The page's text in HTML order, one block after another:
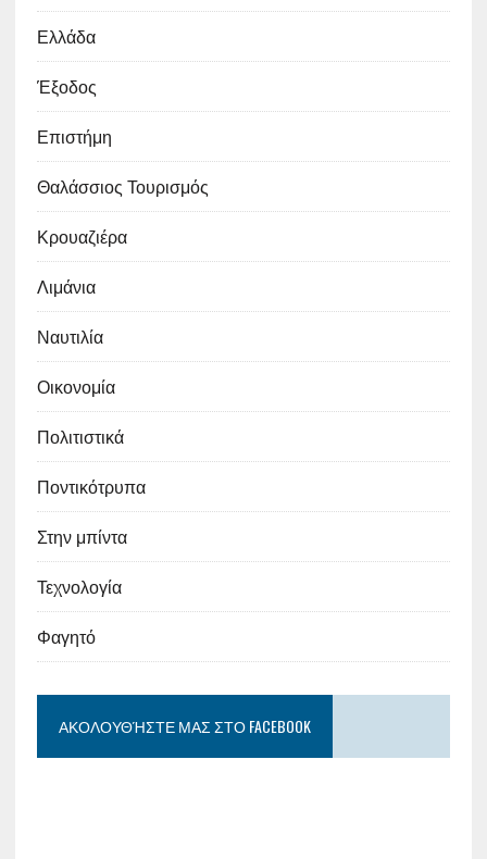
Ελλάδα
Έξοδος
Επιστήμη
Θαλάσσιος Τουρισμός
Κρουαζιέρα
Λιμάνια
Ναυτιλία
Οικονομία
Πολιτιστικά
Ποντικότρυπα
Στην μπίντα
Τεχνολογία
Φαγητό
ΑΚΟΛΟΥΘΉΣΤΕ ΜΑΣ ΣΤΟ FACEBOOK